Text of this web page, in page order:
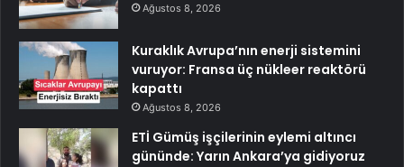
Ağustos 8, 2026
Kuraklık Avrupa’nın enerji sistemini
vuruyor: Fransa üç nükleer reaktörü
kapattı
Ağustos 8, 2026
ETİ Gümüş işçilerinin eylemi altıncı
gününde: Yarın Ankara’ya gidiyoruz